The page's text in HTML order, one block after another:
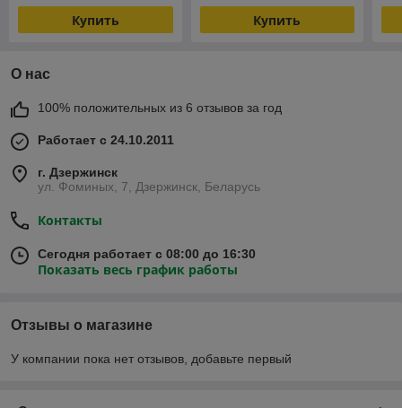
Купить Купить
О нас
100% положительных из 6 отзывов за год
Работает с 24.10.2011
г. Дзержинск
ул. Фоминых, 7, Дзержинск, Беларусь
Контакты
Сегодня работает с 08:00 до 16:30
Показать весь график работы
Отзывы о магазине
У компании пока нет отзывов, добавьте первый